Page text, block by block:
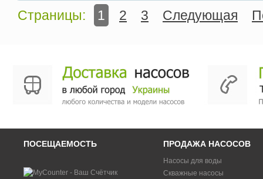
Страницы: 1 2 3 Следующая
ПОСЕЩАЕМОСТЬ ПРОДАЖА НАСОСОВ
Насосы для воды
Скважные насосы